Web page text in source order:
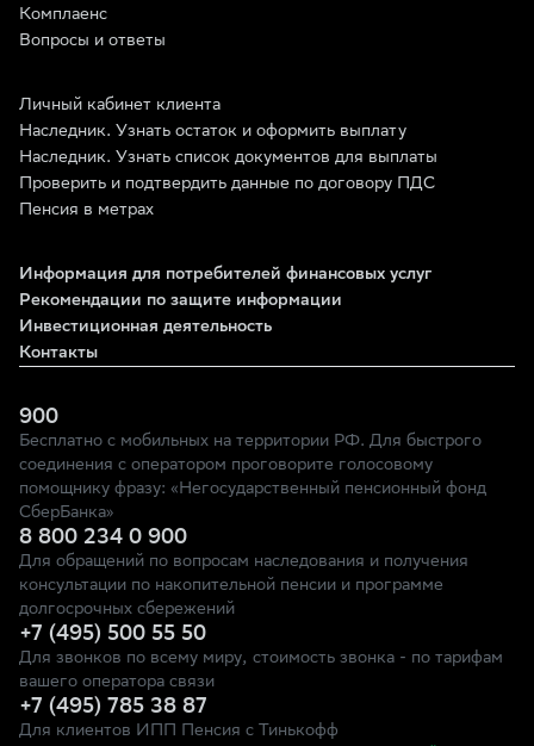
Комплаенс
Вопросы и ответы
Личный кабинет клиента
Наследник. Узнать остаток и оформить выплату
Наследник. Узнать список документов для выплаты
Проверить и подтвердить данные по договору ПДС
Пенсия в метрах
Информация для потребителей финансовых услуг
Рекомендации по защите информации
Инвестиционная деятельность
Контакты
900
Бесплатно с мобильных на территории РФ. Для быстрого
соединения с оператором проговорите голосовому
помощнику фразу: «Негосударственный пенсионный фонд
СберБанка»
8 800 234 0 900
Для обращений по вопросам наследования и получения
консультации по накопительной пенсии и программе
долгосрочных сбережений
+7 (495) 500 55 50
Для звонков по всему миру, стоимость звонка - по тарифам
вашего оператора связи
+7 (495) 785 38 87
Для клиентов ИПП Пенсия с Тинькофф